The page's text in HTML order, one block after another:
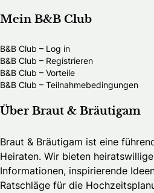
Mein B&B Club
B&B Club – Log in
B&B Club – Registrieren
B&B Club – Vorteile
B&B Club – Teilnahmebedingungen
Über Braut & Bräutigam
Braut & Bräutigam ist eine
Heiraten. Wir bieten
Informationen, inspirierende
Ratschläge für die